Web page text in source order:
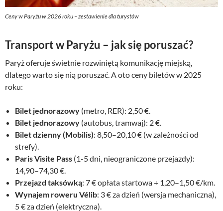
Ceny w Paryżu w 2026 roku – zestawienie dla turystów
Transport w Paryżu – jak się poruszać?
Paryż oferuje świetnie rozwiniętą komunikację miejską,
dlatego warto się nią poruszać. A oto ceny biletów w 2025
roku:
Bilet jednorazowy (metro, RER): 2,50 €.
Bilet jednorazowy (autobus, tramwaj): 2 €.
Bilet dzienny (Mobilis): 8,50–20,10 € (w zależności od
strefy).
Paris Visite Pass (1-5 dni, nieograniczone przejazdy):
14,90–74,30 €.
Przejazd taksówką: 7 € opłata startowa + 1,20–1,50 €/km.
Wynajem roweru Vélib: 3 € za dzień (wersja mechaniczna),
5 € za dzień (elektryczna).